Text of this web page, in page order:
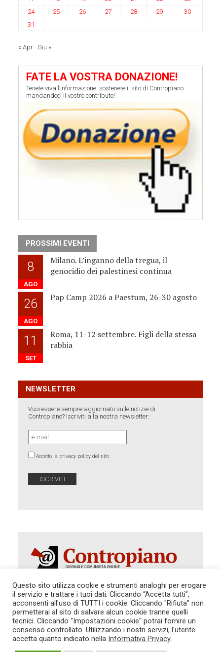
24
25 26 27 28 29
30
31
« Apr Giu »
FATE LA VOSTRA DONAZIONE!
Tenete viva l’informazione: sostenete il sito di Contropiano
mandandoci il vostro contributo!
PROSSIMI EVENTI
8
AGO
Milano. L’inganno della tregua, il
genocidio dei palestinesi continua
26
AGO
Pap Camp 2026 a Paestum, 26-30 agosto
11
SET
Roma, 11-12 settembre. Figli della stessa
rabbia
NEWSLETTER
Vuoi essere sempre aggiornato sulle notizie di
Contropiano? Iscriviti alla nostra newsletter:
Accetto la privacy policy del sito
Autorizzazione del Tribunale di Roma 286 del 31
dicembre 2014. Direttore Responsabile: Sergio
Cararo. Indirizzo: V.Casalbruciato 27- sc. B - 00159
Tel. 06.640.122.19 -redazione@contropiano.org
Questo sito utilizza cookie e strumenti analoghi per erogare
il servizio e trattare i tuoi dati. Cliccando “Accetta tutti”,
acconsenti all'uso di TUTTI i cookie. Cliccando "Rifiuta" non
permetterai al sito di salvare alcun cookie tranne quelli
tecnici. Cliccando "Impostazioni cookie" potrai fornire un
consenso controllato. Utilizzando i nostri servizi, l'utente
accetta quanto indicato nella Informativa Privacy.